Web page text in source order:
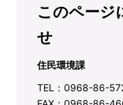
このページ
せ
住民環境課
TEL：0968-86-